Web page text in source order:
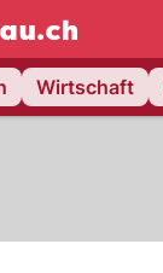
NAU.ch
Wirtschaft